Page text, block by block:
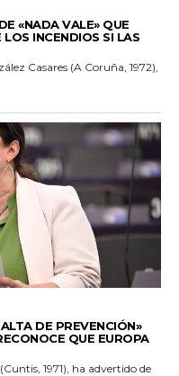
«NADA VALE» QUE
INCENDIOS SI LAS
Casares (A Coruña, 1972),
DE PREVENCIÓN»
QUE EUROPA
1971), ha advertido de